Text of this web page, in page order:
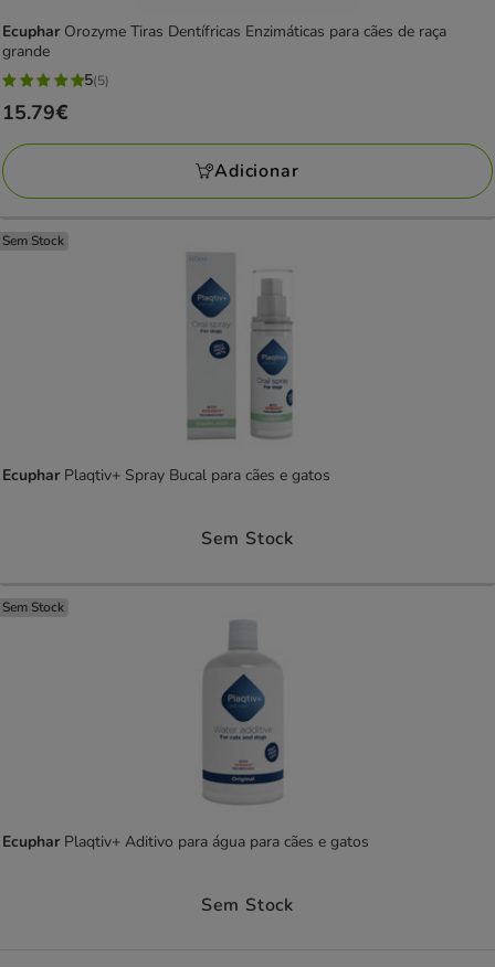
Ecuphar Orozyme Tiras Dentífricas Enzimáticas para cães de raça
grande
5
estrelas
com
5
avaliações
5(5)
Preço
15.79€
15.79€
Adicionar
Sem Stock
Ecuphar Plaqtiv+ Spray Bucal para cães e gatos
Sem Stock
Sem Stock
Ecuphar Plaqtiv+ Aditivo para água para cães e gatos
Sem Stock